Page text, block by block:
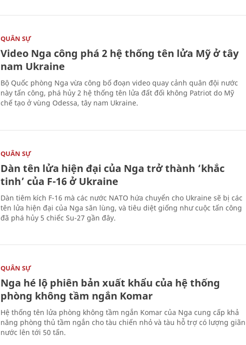
QUÂN SỰ
Video Nga công phá 2 hệ thống tên lửa Mỹ ở tây
nam Ukraine
Bộ Quốc phòng Nga vừa công bố đoạn video quay cảnh quân đội nước
này tấn công, phá hủy 2 hệ thống tên lửa đất đối không Patriot do Mỹ
chế tạo ở vùng Odessa, tây nam Ukraine.
QUÂN SỰ
Dàn tên lửa hiện đại của Nga trở thành ‘khắc
tinh’ của F-16 ở Ukraine
Dàn tiêm kích F-16 mà các nước NATO hứa chuyển cho Ukraine sẽ bị các
tên lửa hiện đại của Nga săn lùng, và tiêu diệt giống như cuộc tấn công
đã phá hủy 5 chiếc Su-27 gần đây.
QUÂN SỰ
Nga hé lộ phiên bản xuất khẩu của hệ thống
phòng không tầm ngắn Komar
Hệ thống tên lửa phòng không tầm ngắn Komar của Nga cung cấp khả
năng phòng thủ tầm ngắn cho tàu chiến nhỏ và tàu hỗ trợ có lượng giãn
nước lên tới 50 tấn.